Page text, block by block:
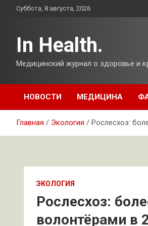
ПерейтиСуббота, 8 августа, 2026
In Health.
Медицинский журнал о здоровье и
НОВОСТИ МЕДИЦИНА
Главная Экология Рослесхоз:
ЭКОЛОГИЯ
Рослесхоз:
волонтёрами в